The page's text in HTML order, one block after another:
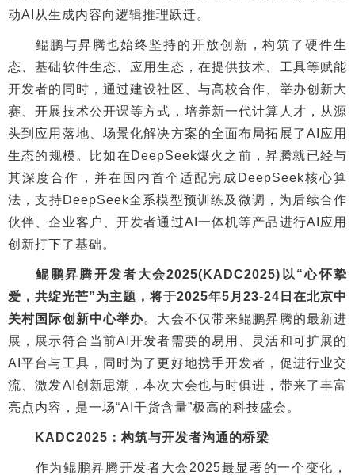
动AI从生成内容向逻辑推理跃迁。
鲲鹏与昇腾也始终坚持的开放创新，构筑了硬件生
态、基础软件生态、应用生态，在提供技术、工具等赋能
开发者的同时，通过建设社区、与高校合作、举办创新大
赛、开展技术公开课等方式，培养新一代计算人才，从源
头到应用落地、场景化解决方案的全面布局拓展了AI应用
生态的规模。比如在DeepSeek爆火之前，昇腾就已经与
其深度合作，并在国内首个适配完成DeepSeek核心算
法，支持DeepSeek全系模型预训练及微调，为后续合作
伙伴、企业客户、开发者通过AI一体机等产品进行AI应用
创新打下了基础。
鲲鹏昇腾开发者大会2025(KADC2025)以“心怀挚
爱，共绽光芒”为主题，将于2025年5月23-24日在北京中
关村国际创新中心举办。大会不仅带来鲲鹏昇腾的最新进
展，展示符合当前AI开发者需要的易用、灵活和可扩展的
AI平台与工具，同时为了更好地携手开发者，促进行业交
流、激发AI创新思潮，本次大会也与时俱进，带来了丰富
亮点内容，是一场“AI干货含量”极高的科技盛会。
KADC2025：构筑与开发者沟通的桥梁
作为鲲鹏昇腾开发者大会2025最显著的一个变化，